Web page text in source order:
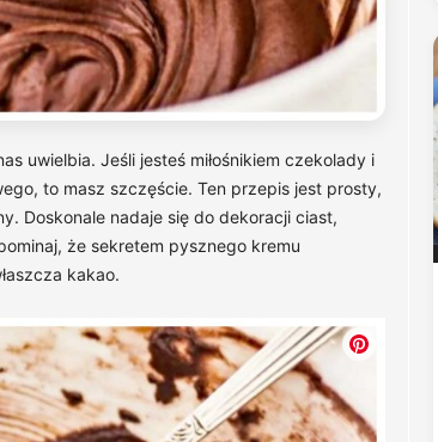
uwielbia. Jeśli jesteś miłośnikiem czekolady i
to masz szczęście. Ten przepis jest prosty,
Doskonale nadaje się do dekoracji ciast,
że sekretem pysznego kremu
kakao.